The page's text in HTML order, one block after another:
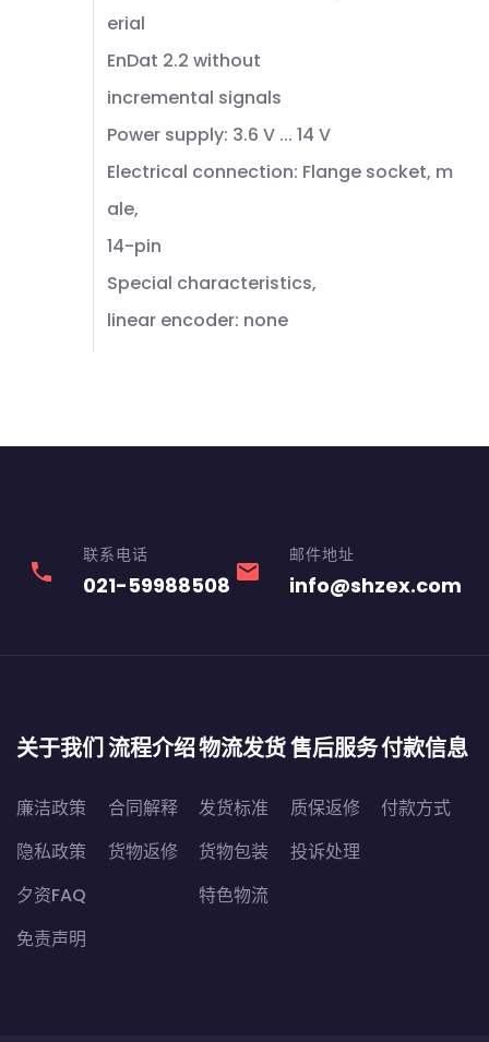
erial
EnDat 2.2 without
incremental signals
Power supply: 3.6 V ... 14 V
Electrical connection: Flange socket, m
ale,
14-pin
Special characteristics,
linear encoder: none
phone
联系电话
021-59988508 email
邮件地址
info@shzex.com
关于我们
廉洁政策
隐私政策
夕资FAQ
免责声明
流程介绍
合同解释
货物返修
物流发货
发货标准
货物包装
特色物流
售后服务
质保返修
投诉处理
付款信息
付款方式